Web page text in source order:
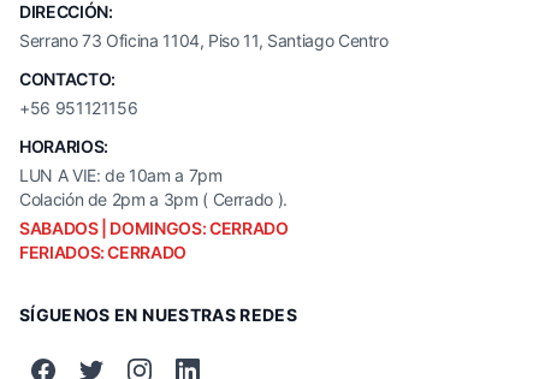
DIRECCIÓN:
Serrano 73 Oficina 1104, Piso 11, Santiago Centro
CONTACTO:
+56 951121156
HORARIOS:
LUN A VIE: de 10am a 7pm
Colación de 2pm a 3pm ( Cerrado ).
SABADOS | DOMINGOS: CERRADO
FERIADOS: CERRADO
SÍGUENOS EN NUESTRAS REDES